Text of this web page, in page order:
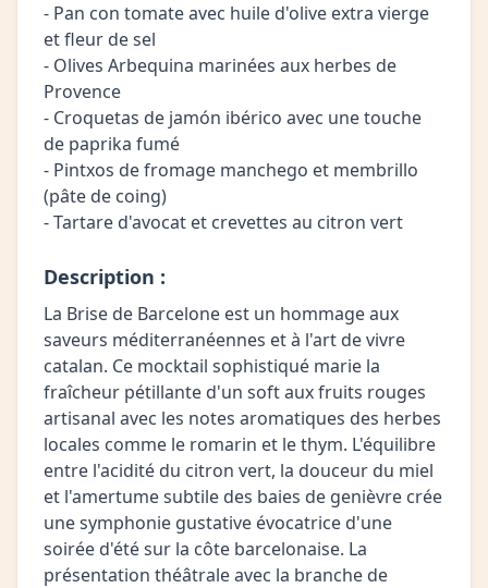
- Pan con tomate avec huile d'olive extra vierge
et fleur de sel
- Olives Arbequina marinées aux herbes de
Provence
- Croquetas de jamón ibérico avec une touche
de paprika fumé
- Pintxos de fromage manchego et membrillo
(pâte de coing)
- Tartare d'avocat et crevettes au citron vert
Description :
La Brise de Barcelone est un hommage aux
saveurs méditerranéennes et à l'art de vivre
catalan. Ce mocktail sophistiqué marie la
fraîcheur pétillante d'un soft aux fruits rouges
artisanal avec les notes aromatiques des herbes
locales comme le romarin et le thym. L'équilibre
entre l'acidité du citron vert, la douceur du miel
et l'amertume subtile des baies de genièvre crée
une symphonie gustative évocatrice d'une
soirée d'été sur la côte barcelonaise. La
présentation théâtrale avec la branche de